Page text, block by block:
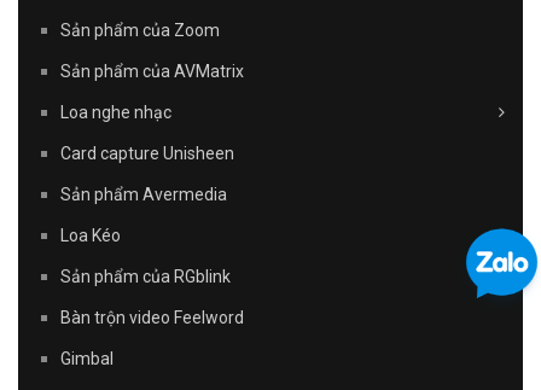
Sản phẩm của Zoom
Sản phẩm của AVMatrix
Loa nghe nhạc
Card capture Unisheen
Sản phẩm Avermedia
Loa Kéo
Sản phẩm của RGblink
Bàn trộn video Feelword
Gimbal